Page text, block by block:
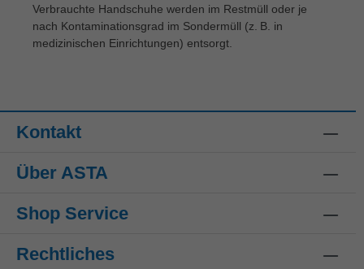
Verbrauchte Handschuhe werden im Restmüll oder je
nach Kontaminationsgrad im Sondermüll (z. B. in
medizinischen Einrichtungen) entsorgt.
Kontakt
Über ASTA
Shop Service
Rechtliches